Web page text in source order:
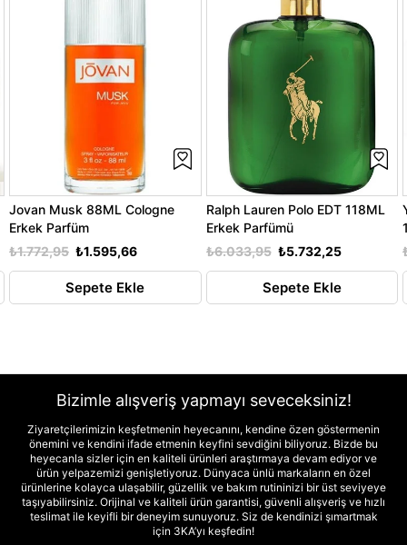
Jovan Musk 88ML Cologne
Erkek Parfüm
₺1.595,66
₺1.772,95
Sepete Ekle
Ralph Lauren Polo EDT 118ML
Erkek Parfümü
₺5.732,25
₺6.033,95
Sepete Ekle
Bizimle alışveriş yapmayı seveceksiniz!
Ziyaretçilerimizin keşfetmenin heyecanını, kendine özen göstermenin
önemini ve kendini ifade etmenin keyfini sevdiğini biliyoruz. Bizde bu
heyecanla sizler için en kaliteli ürünleri araştırmaya devam ediyor ve
ürün yelpazemizi genişletiyoruz. Dünyaca ünlü markaların en özel
ürünlerine kolayca ulaşabilir, güzellik ve bakım rutininizi bir üst seviyeye
taşıyabilirsiniz. Orijinal ve kaliteli ürün garantisi, güvenli alışveriş ve hızlı
teslimat ile keyifli bir deneyim sunuyoruz. Siz de kendinizi şımartmak
için 3KA’yı keşfedin!